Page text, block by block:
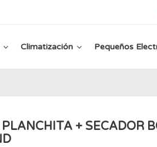
Climatización Pequeños
+ SECADOR